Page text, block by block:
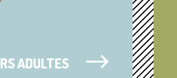
ADULTES $